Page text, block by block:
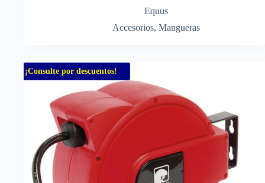
Equus
Accesorios, Mangueras
¡Consulte por descuentos!